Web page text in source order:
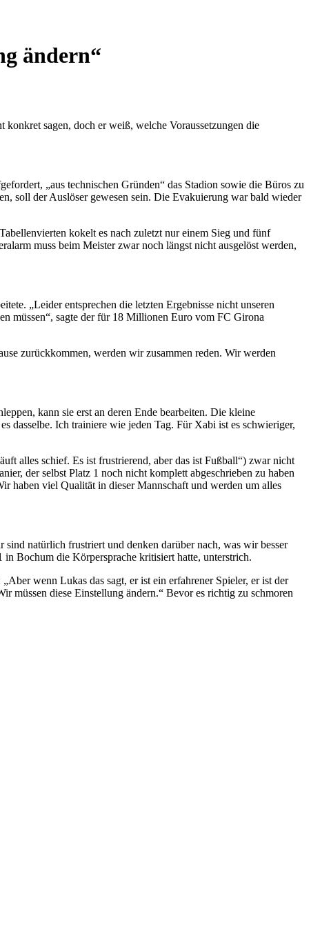
ändern“
sagen, doch er weiß, welche Voraussetzungen die
„aus technischen Gründen“ das Stadion sowie die Büros zu
soll der Auslöser gewesen sein. Die Evakuierung war bald wieder
kokelt es nach zuletzt nur einem Sieg und fünf
muss beim Meister zwar noch längst nicht ausgelöst werden,
„Leider entsprechen die letzten Ergebnisse nicht unseren
müssen“, sagte der für 18 Millionen Euro vom FC Girona
zurückkommen, werden wir zusammen reden. Wir werden
kann sie erst an deren Ende bearbeiten. Die kleine
dasselbe. Ich trainiere wie jeden Tag. Für Xabi ist es schwieriger,
alles schief. Es ist frustrierend, aber das ist Fußball“) zwar nicht
der selbst Platz 1 noch nicht komplett abgeschrieben zu haben
haben viel Qualität in dieser Mannschaft und werden um alles
natürlich frustriert und denken darüber nach, was wir besser
Bochum die Körpersprache kritisiert hatte, unterstrich.
wenn Lukas das sagt, er ist ein erfahrener Spieler, er ist der
müssen diese Einstellung ändern.“ Bevor es richtig zu schmoren